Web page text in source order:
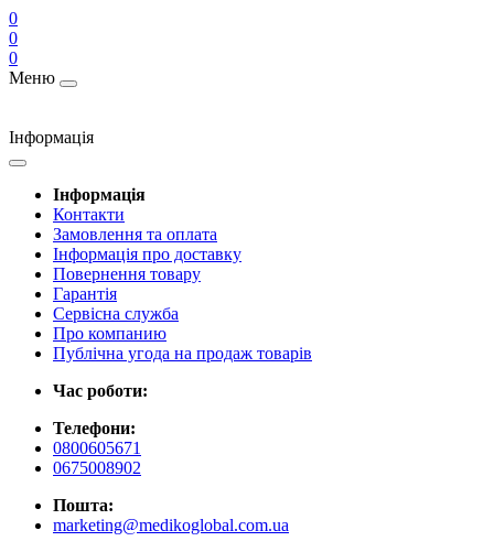
0
0
0
Меню
Інформація
Інформація
Контакти
Замовлення та оплата
Інформація про доставку
Повернення товару
Гарантія
Сервісна служба
Про компанию
Публічна угода на продаж товарів
Час роботи:
Телефони:
0800605671
0675008902
Пошта:
marketing@medikoglobal.com.ua